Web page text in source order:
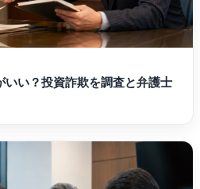
いい？投資詐欺を調査と弁護士